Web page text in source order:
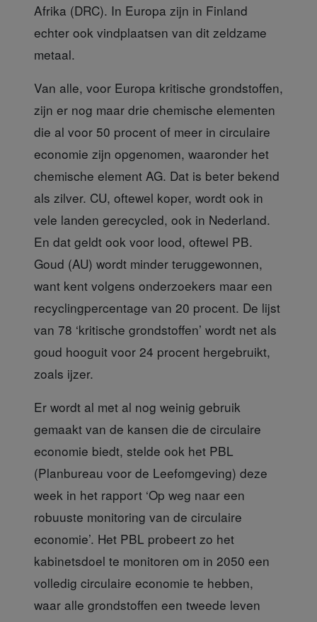
Afrika (DRC). In Europa zijn in Finland
echter ook vindplaatsen van dit zeldzame
metaal.
Van alle, voor Europa kritische grondstoffen,
zijn er nog maar drie chemische elementen
die al voor 50 procent of meer in circulaire
economie zijn opgenomen, waaronder het
chemische element AG. Dat is beter bekend
als zilver. CU, oftewel koper, wordt ook in
vele landen gerecycled, ook in Nederland.
En dat geldt ook voor lood, oftewel PB.
Goud (AU) wordt minder teruggewonnen,
want kent volgens onderzoekers maar een
recyclingpercentage van 20 procent. De lijst
van 78 ‘kritische grondstoffen’ wordt net als
goud hooguit voor 24 procent hergebruikt,
zoals ijzer.
Er wordt al met al nog weinig gebruik
gemaakt van de kansen die de circulaire
economie biedt, stelde ook het PBL
(Planbureau voor de Leefomgeving) deze
week in het rapport ‘Op weg naar een
robuuste monitoring van de circulaire
economie’. Het PBL probeert zo het
kabinetsdoel te monitoren om in 2050 een
volledig circulaire economie te hebben,
waar alle grondstoffen een tweede leven